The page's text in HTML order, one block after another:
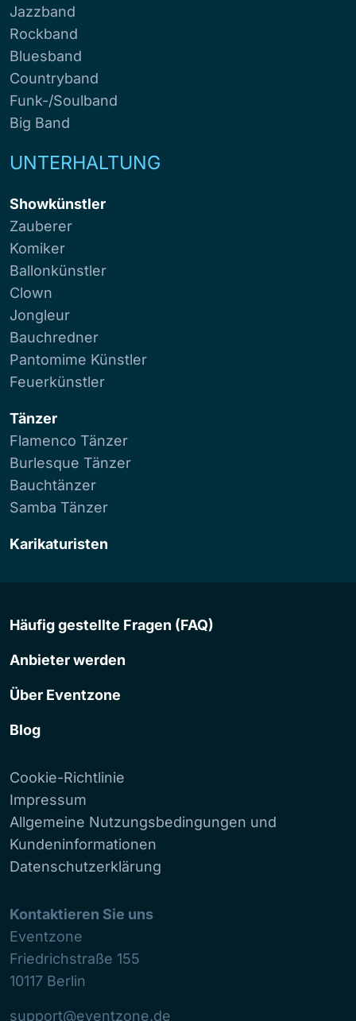
Jazzband
Rockband
Bluesband
Countryband
Funk-/Soulband
Big Band
UNTERHALTUNG
Showkünstler
Zauberer
Komiker
Ballonkünstler
Clown
Jongleur
Bauchredner
Pantomime Künstler
Feuerkünstler
Tänzer
Flamenco Tänzer
Burlesque Tänzer
Bauchtänzer
Samba Tänzer
Karikaturisten
Häufig gestellte Fragen (FAQ)
Anbieter werden
Über Eventzone
Blog
Cookie-Richtlinie
Impressum
Allgemeine Nutzungsbedingungen und
Kundeninformationen
Datenschutzerklärung
Kontaktieren Sie uns
Eventzone
Friedrichstraße 155
10117 Berlin
support@eventzone.de